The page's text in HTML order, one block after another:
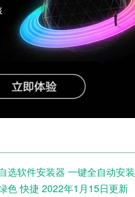
自选软件安装器 一键全自动安装
色 快捷 2022年1月15日更新